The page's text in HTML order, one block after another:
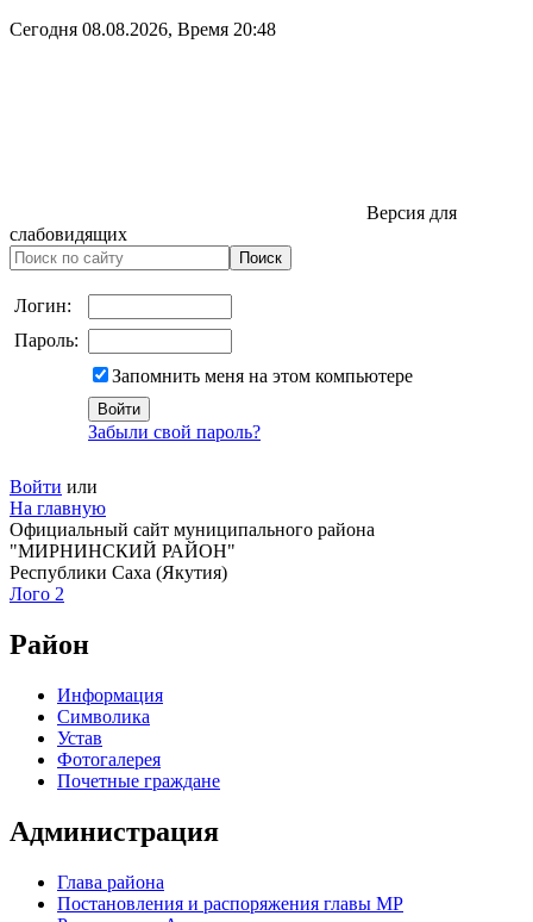
Сегодня 08.08.2026, Время 20:48
Версия для
слабовидящих
Логин:
Пароль:
Запомнить меня на этом компьютере
Забыли свой пароль?
Войти или
На главную
Официальный сайт муниципального района
"МИРНИНСКИЙ РАЙОН"
Республики Саха (Якутия)
Лого 2
Район
Информация
Символика
Устав
Фотогалерея
Почетные граждане
Администрация
Глава района
Постановления и распоряжения главы МР